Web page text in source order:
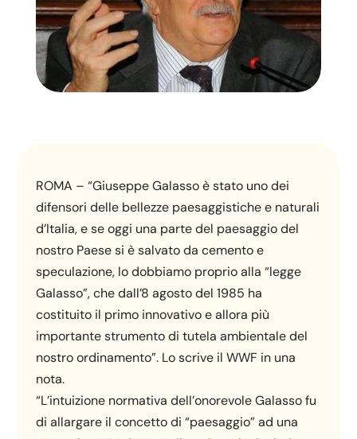
ROMA – “Giuseppe Galasso è stato uno dei
difensori delle bellezze paesaggistiche e naturali
d’Italia, e se oggi una parte del paesaggio del
nostro Paese si è salvato da cemento e
speculazione, lo dobbiamo proprio alla “legge
Galasso”, che dall’8 agosto del 1985 ha
costituito il primo innovativo e allora più
importante strumento di tutela ambientale del
nostro ordinamento”. Lo scrive il WWF in una
nota.
“L’intuizione normativa dell’onorevole Galasso fu
di allargare il concetto di “paesaggio” ad una